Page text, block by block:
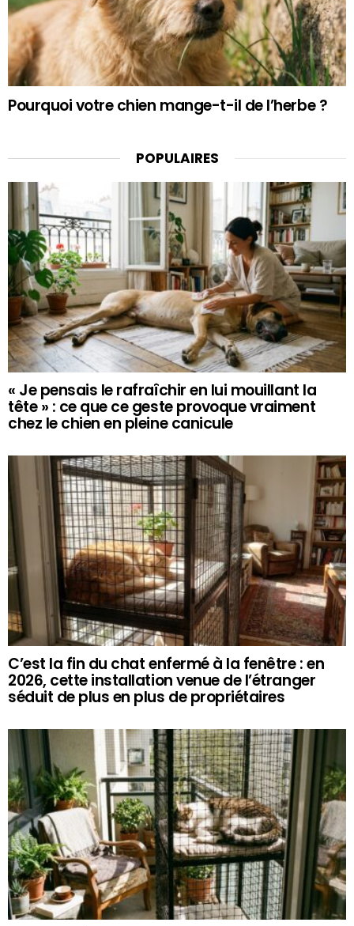
Pourquoi votre chien mange-t-il de l’herbe ?
POPULAIRES
« Je pensais le rafraîchir en lui mouillant la
tête » : ce que ce geste provoque vraiment
chez le chien en pleine canicule
C’est la fin du chat enfermé à la fenêtre : en
2026, cette installation venue de l’étranger
séduit de plus en plus de propriétaires